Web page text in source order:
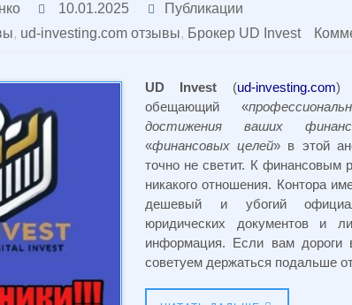
10.01.2025
Публикации
, ud-investing.com отзывы, Брокер UD Invest
UD Invest (ud-investing.com)
обещающий «
достижения ваших
«финансовых целей» в этой
точно не светит. К финансовым
никакого отношения. Контора
дешевый и убогий
юридических документов и
информация. Если вам дороги
советуем держаться подальше